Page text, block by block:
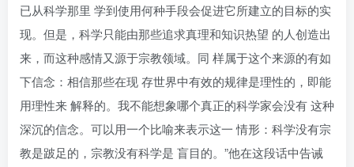
已从科学那里 学到使用何种手段会促进它所建立的目标的实
现。但是，科学只能由那些追求真理和知识热望 的人创造出
来，而这种感情又源于宗教领域。同 样属于这个来源的有如
下信念：相信那些在现 存世界中有效的规律是理性的，即能
用理性来 解释的。我不能想象哪个真正的科学家会没有 这种
深沉的信念。可以用一个比喻来表示这一 情形：科学没有宗
教是跛足的，宗教没有科学是 盲目的。”他在这段话中告诫